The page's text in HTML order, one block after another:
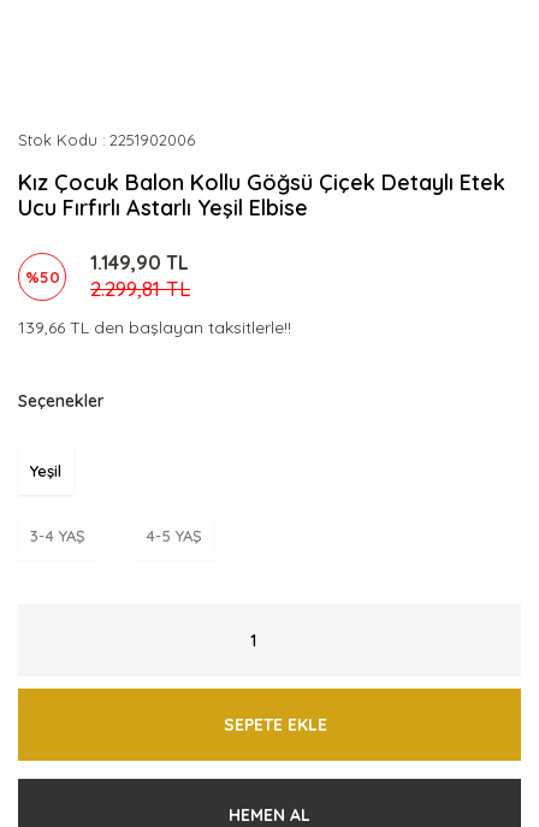
Stok Kodu 2251902006
Kız Çocuk Balon Kollu Göğsü Çiçek Detaylı Etek
Ucu Fırfırlı Astarlı Yeşil Elbise
%50
1.149,90 TL
2.299,81 TL
139,66 TL den başlayan taksitlerle!!
Seçenekler
Yeşil
3-4 YAŞ 4-5 YAŞ
SEPETE EKLE
HEMEN AL